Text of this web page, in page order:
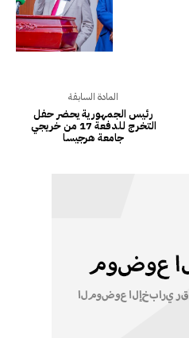
المادة السابقة
رئيس الجمهورية يحضر حفل
التخرج للدفعة 17 من خريجي
جامعة هرجيسا